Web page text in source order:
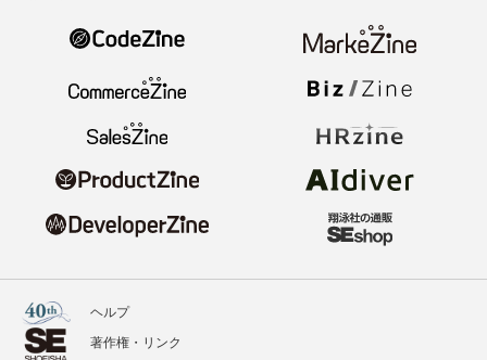
ヘルプ
著作権・リンク